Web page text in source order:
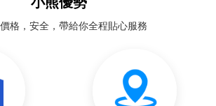
格，安全，帶給你全程貼心服務